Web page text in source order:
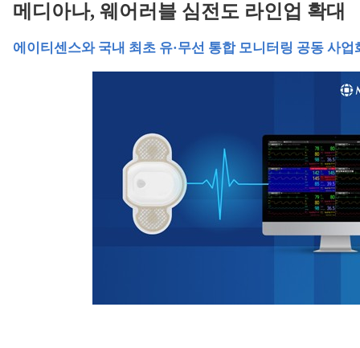
메디아나, 웨어러블 심전도 라인업 확대
에이티센스와 국내 최초 유·무선 통합 모니터링 공동 사업